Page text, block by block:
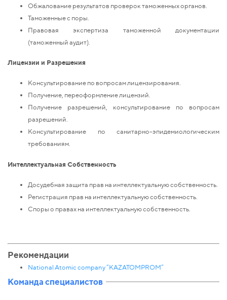
Обжалование результатов проверок таможенных органов.
Таможенные с поры.
Правовая экспертиза таможенной документации
(таможенный аудит).
Лицензии и Разрешения
Консультирование по вопросам лицензирования.
Получение, переоформление лицензий.
Получение разрешений, консультирование по вопросам
разрешений.
Консультирование по санитарно-эпидемиологическим
требованиям.
Интеллектуальная Собственность
Досудебная защита прав на интеллектуальную собственность.
Регистрация прав на интеллектуальную собственность.
Споры о правах на интеллектуальную собственность.
Рекомендации
National Atomic company “KAZATOMPROM”
Команда специалистов